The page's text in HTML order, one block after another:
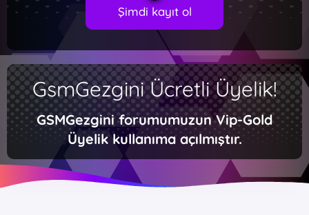
Şimdi kayıt ol
GsmGezgini Ücretli Üyelik!
GSMGezgini forumumuzun Vip-Gold
Üyelik kullanıma açılmıştır.